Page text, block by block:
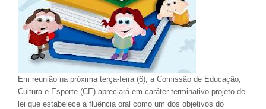
Em reunião na próxima terça-feira (6), a Comissão de Educação,
Cultura e Esporte (CE) apreciará em caráter terminativo projeto de
lei que estabelece a fluência oral como um dos objetivos do